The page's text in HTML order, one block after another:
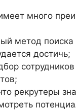
много
метод поиска
достичь;
рекрутеры